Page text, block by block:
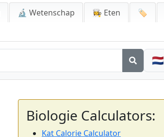
🔬 Wetenschap 👩‍🍳 Eten 🏷️
🇳🇱
Biologie Calculators:
Kat Calorie Calculator